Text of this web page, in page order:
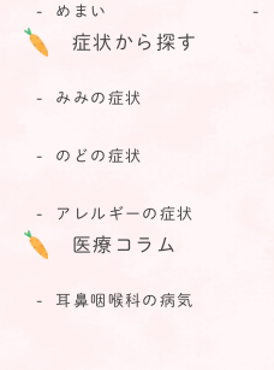
めまい
症状から探す
みみの症状
のどの症状
アレルギーの症状
医療コラム
耳鼻咽喉科の病気